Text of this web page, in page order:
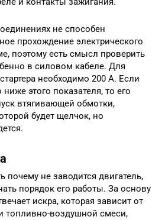
не способен
прохождение электрического
поэтому есть смысл проверить
в силовом кабеле. Для
необходимо 200 А. Если
этого показателя, то его
втягивающей обмотки,
будет щелчок, но
почему не заводится двигатель,
порядок его работы. За основу
искра, которая зависит от
топливно-воздушной смеси,